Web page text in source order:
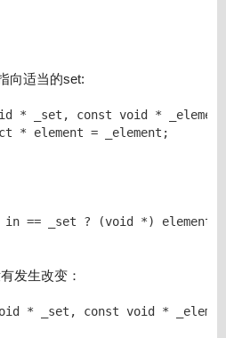
向适当的set:
* _set, const void *
* element = _element;
== _set ? (void *) element
发生改变：
* _set, const void *